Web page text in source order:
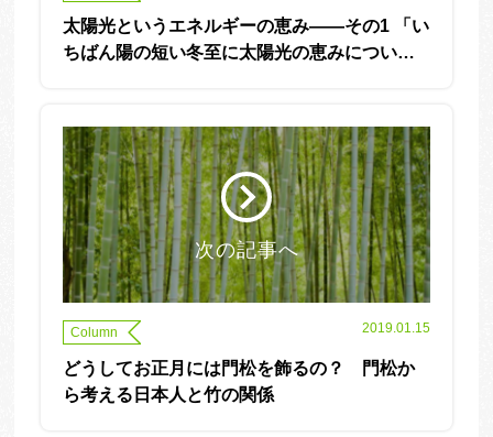
太陽光というエネルギーの恵み——その1 「い
ちばん陽の短い冬至に太陽光の恵みについて
次の記事へ
Column 2019.01.15
どうしてお正月には門松を飾るの？ 門松か
ら考える日本人と竹の関係